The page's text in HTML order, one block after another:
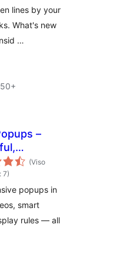
lines by your
What's new
…
–
Popups
Capture &
(Viso
7)
popups in
smart
rules — all